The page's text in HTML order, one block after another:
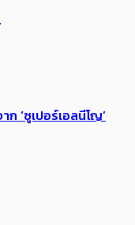
‘ซูเปอร์เอลนีโญ’